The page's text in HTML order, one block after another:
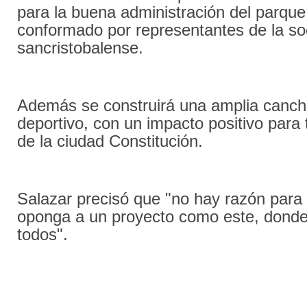
para la buena administración del
conformado por representantes de la
sancristobalense.
Además se construirá una amplia
deportivo, con un impacto positivo para
de la ciudad Constitución.
Salazar precisó que "no hay razón
oponga a un proyecto como este,
todos".